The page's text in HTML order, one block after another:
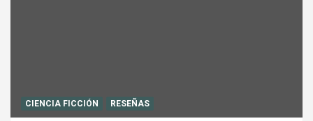
CIENCIA FICCIÓN RESEÑAS